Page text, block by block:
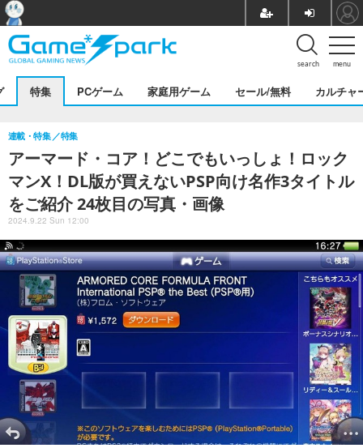
menu
search
特集 PCゲーム 家庭用ゲーム セール/無料 カルチャ
アーマード・コア！どこでもいっしょ！ロック
マンX！DL版が買えないPSP向け名作3タイトル
をご紹介 24枚目の写真・画像
連載・特集 特集
2024.9.22 Sun 12:00